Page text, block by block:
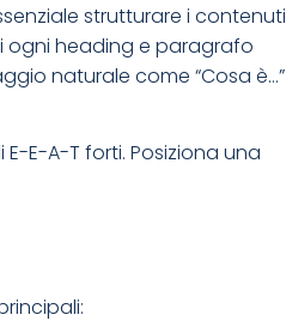
strutturare i contenuti
ogni heading e paragrafo
naturale come “Cosa è…”
E-A-T forti. Posiziona una